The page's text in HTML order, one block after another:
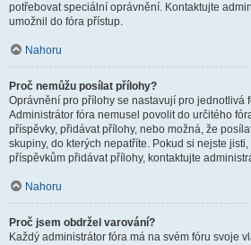
potřebovat speciální oprávnění. Kontaktujte
umožnil do fóra přístup.
Nahoru
Proč nemůžu posílat přílohy?
Oprávnění pro přílohy se nastavují pro jednotlivá
Administrátor fóra nemusel povolit do určitého
příspěvky, přidávat přílohy, nebo možná, že
skupiny, do kterých nepatříte. Pokud si nejste
příspěvkům přidávat přílohy, kontaktujte
Nahoru
Proč jsem obdržel varování?
Každý administrátor fóra má na svém fóru svoje